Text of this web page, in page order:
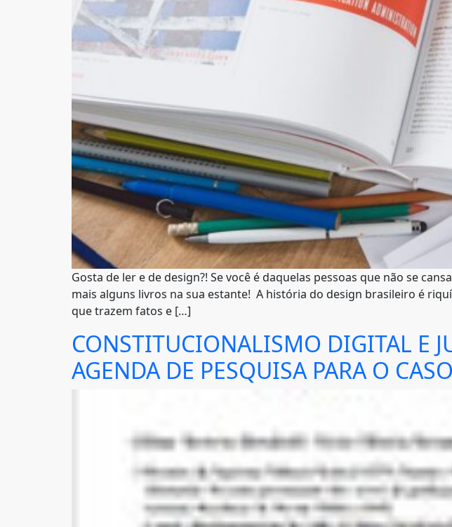
Gosta de ler e de design?! Se você é daquelas pessoas que não se
mais alguns livros na sua estante! A história do design brasileiro é
que trazem fatos e […]
CONSTITUCIONALISMO DIGITAL E
AGENDA DE PESQUISA PARA O